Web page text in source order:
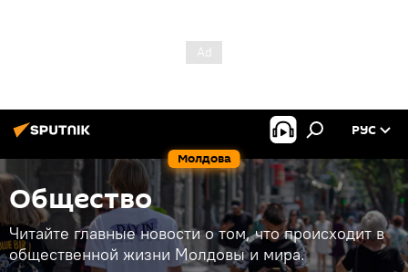
Молдова
РУС
Общество
Читайте главные новости о том, что происходит в
общественной жизни Молдовы и мира.